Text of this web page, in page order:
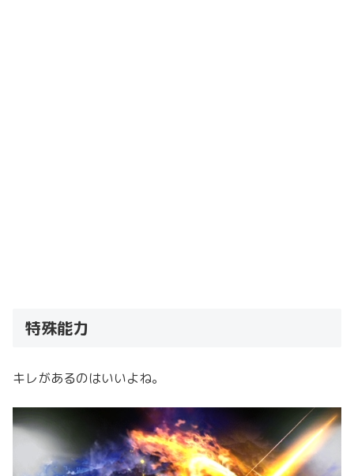
特殊能力
キレがあるのはいいよね。